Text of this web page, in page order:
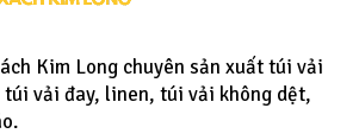
Kim Long chuyên sản xuất túi vải
vải đay, linen, túi vải không dệt,